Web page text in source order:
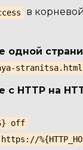
в
одной
с HTTP на
off